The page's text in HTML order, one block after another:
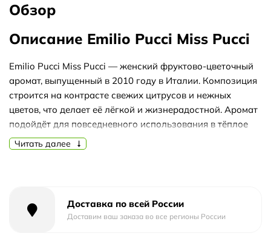
Обзор
Описание Emilio Pucci Miss Pucci
Emilio Pucci Miss Pucci — женский фруктово-цветочный
аромат, выпущенный в 2010 году в Италии. Композиция
строится на контрасте свежих цитрусов и нежных
цветов, что делает её лёгкой и жизнерадостной. Аромат
подойдёт для повседневного использования в тёплое
время года.
апельсиновый цвет, роза, жасмин и иланг-иланг,
добавляя цветочную мягкость и женственность. База из
Читать далее
Доставка по всей России
Доставим ваш заказа во все регионы России